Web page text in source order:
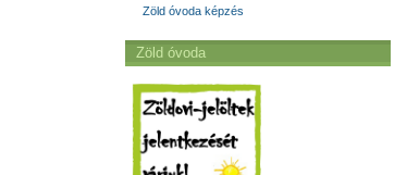
Zöld óvoda képzés
Zöld óvoda